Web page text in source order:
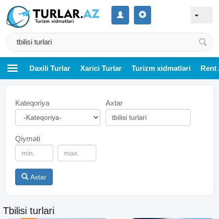
Daxili Turlar Xarici Turlar Turizm xidmətləri Rent
Kateqoriya Axtar
Qiyməti
Axtar
Tbilisi turlari